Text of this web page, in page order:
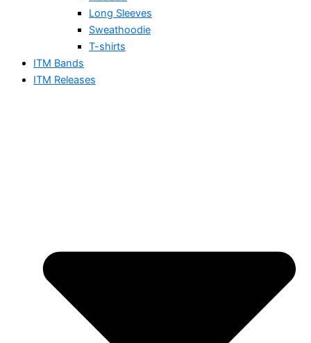
Long Sleeves
Sweathoodie
T-shirts
ITM Bands
ITM Releases